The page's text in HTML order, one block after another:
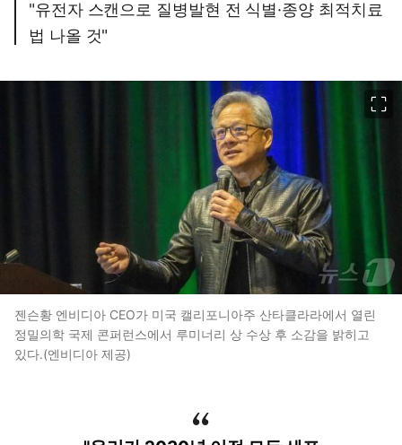
"유전자 스캔으로 질병발현 전 식별·종양 최적치료
법 나올 것"
젠슨황 엔비디아 CEO가 미국 캘리포니아주 산타클라라에서 열린
정밀의학 국제 콘퍼런스에서 루미너리 상 수상 후 소감을 밝히고
있다.(엔비디아 제공)